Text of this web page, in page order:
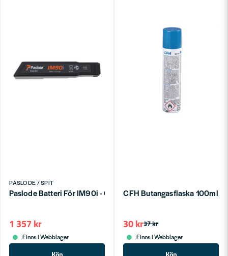
PASLODE / SPIT
Paslode Batteri För IM90i - 6V 1,5 Ah Batteri för IM90
1 357 kr
Finns i Webblager
CFH Butangasflaska 100ml
37 kr
30 kr
Finns i Webblager